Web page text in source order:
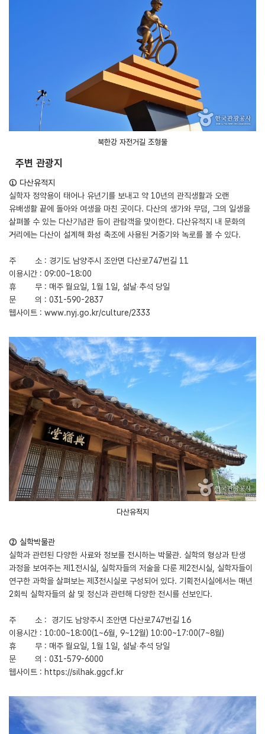
북한강 자전거길 조형물
주변 관광지
① 다산유적지
실학자 정약용이 태어나 유년기를 보내고 약 10년의 관직생활과 오랜
유배생활 끝에 돌아와 여생을 마친 곳이다. 다산의 생가와 무덤, 그의 일생을
살펴볼 수 있는 다산기념관 등이 관람객을 맞이한다. 다산유적지 내 문화의
거리에는 다산이 설계해 화성 축조에 사용된 거중기와 녹로를 볼 수 있다.
주 소 : 경기도 남양주시 조안면 다산로747번길 11
이용시간 : 09:00~18:00
휴 무 : 매주 월요일, 1월 1일, 설날∙추석 당일
문 의 : 031-590-2837
웹사이트 : www.nyj.go.kr/culture/2333
다산유적지
② 실학박물관
실학과 관련된 다양한 사료와 정보를 전시하는 박물관. 실학의 형상과 탄생
과정을 보여주는 제1전시실, 실학자들의 저술을 다룬 제2전시실, 실학자들이
연구한 과학을 살펴보는 제3전시실로 구성되어 있다. 기획전시실에서는 매년
2회씩 실학자들의 삶 및 정신과 관련해 다양한 전시를 선보인다.
주 소 : 경기도 남양주시 조안면 다산로747번길 16
이용시간 : 10:00~18:00(1~6월, 9~12월) 10:00~17:00(7~8월)
휴 무 : 매주 월요일, 1월 1일, 설날∙추석 당일
문 의 : 031-579-6000
웹사이트 : https://silhak.ggcf.kr